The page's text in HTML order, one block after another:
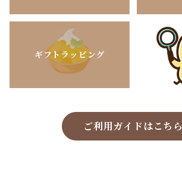
ギフトラッピング
ご利用ガイドはこちら